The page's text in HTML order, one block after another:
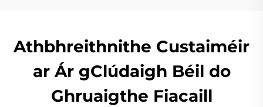
Athbhreithnithe Custaiméir
ar Ár gClúdaigh Béil do
Ghruaigthe Fiacaill